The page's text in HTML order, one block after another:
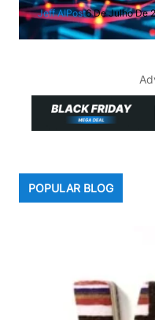
Jeff AIPost6 De Julho De
POPULAR BLOG